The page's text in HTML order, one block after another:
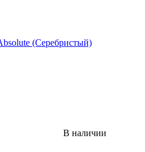
(Серебристый)
В наличии